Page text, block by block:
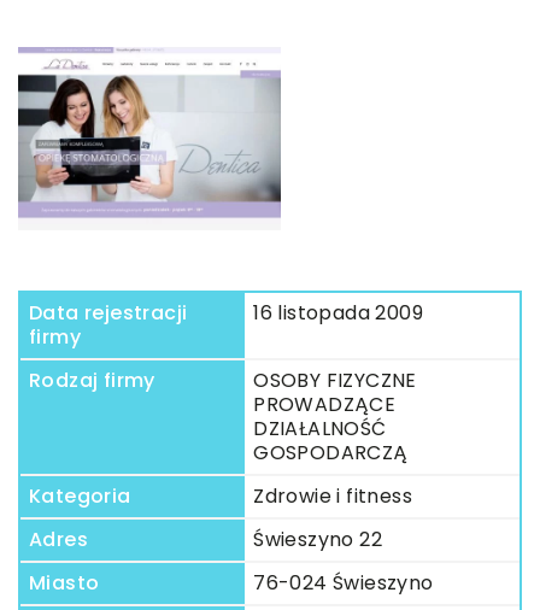
Data rejestracji
firmy
16 listopada 2009
Rodzaj firmy
OSOBY FIZYCZNE
PROWADZĄCE
DZIAŁALNOŚĆ
GOSPODARCZĄ
Kategoria
Zdrowie i fitness
Adres
Świeszyno 22
Miasto
76-024 Świeszyno